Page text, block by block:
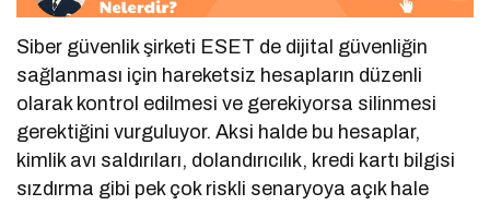
Siber güvenlik şirketi ESET de dijital güvenliğin
sağlanması için hareketsiz hesapların düzenli
olarak kontrol edilmesi ve gerekiyorsa silinmesi
gerektiğini vurguluyor. Aksi halde bu hesaplar,
kimlik avı saldırıları, dolandırıcılık, kredi kartı bilgisi
sızdırma gibi pek çok riskli senaryoya açık hale